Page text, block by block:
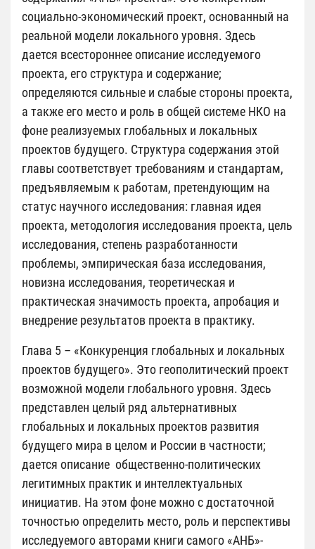
социально-экономический проект, основанный на
реальной модели локального уровня. Здесь
дается всестороннее описание исследуемого
проекта, его структура и содержание;
определяются сильные и слабые стороны проекта,
а также его место и роль в общей системе НКО на
фоне реализуемых глобальных и локальных
проектов будущего. Структура содержания этой
главы соответствует требованиям и стандартам,
предъявляемым к работам, претендующим на
статус научного исследования: главная идея
проекта, методология исследования проекта, цель
исследования, степень разработанности
проблемы, эмпирическая база исследования,
новизна исследования, теоретическая и
практическая значимость проекта, апробация и
внедрение результатов проекта в практику.
Глава 5 – «Конкуренция глобальных и локальных
проектов будущего». Это геополитический проект
возможной модели глобального уровня. Здесь
представлен целый ряд альтернативных
глобальных и локальных проектов развития
будущего мира в целом и России в частности;
дается описание общественно-политических
легитимных практик и интеллектуальных
инициатив. На этом фоне можно с достаточной
точностью определить место, роль и перспективы
исследуемого авторами книги самого «АНБ»-